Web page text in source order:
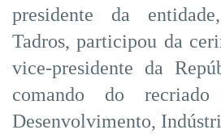
presidente da
Tadros, participou da
vice-presidente da
comando do
Desenvolvimento,